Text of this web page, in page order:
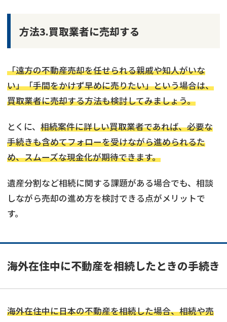
方法3.買取業者に売却する
「遠方の不動産売却を任せられる親戚や知人がいな
い」「手間をかけず早めに売りたい」という場合は、
買取業者に売却する方法も検討してみましょう。
とくに、 相続案件に詳しい買取業者であれば、必要な
手続きも含めてフォローを受けながら進められるた
め、スムーズな現金化が期待できます。
遺産分割など相続に関する課題がある場合でも、相談
しながら売却の進め方を検討できる点がメリットで
す。
海外在住中に不動産を相続したときの手続き
海外在住中に日本の不動産を相続した場合、相続や売
不動産 の売却でお悩みならこちら